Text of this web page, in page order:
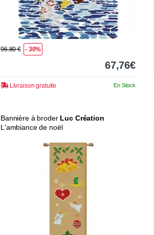
96.80 € - 30%
67,76€
Livraison gratuite En Stock
Bannière à broder Luc Création
L'ambiance de noël